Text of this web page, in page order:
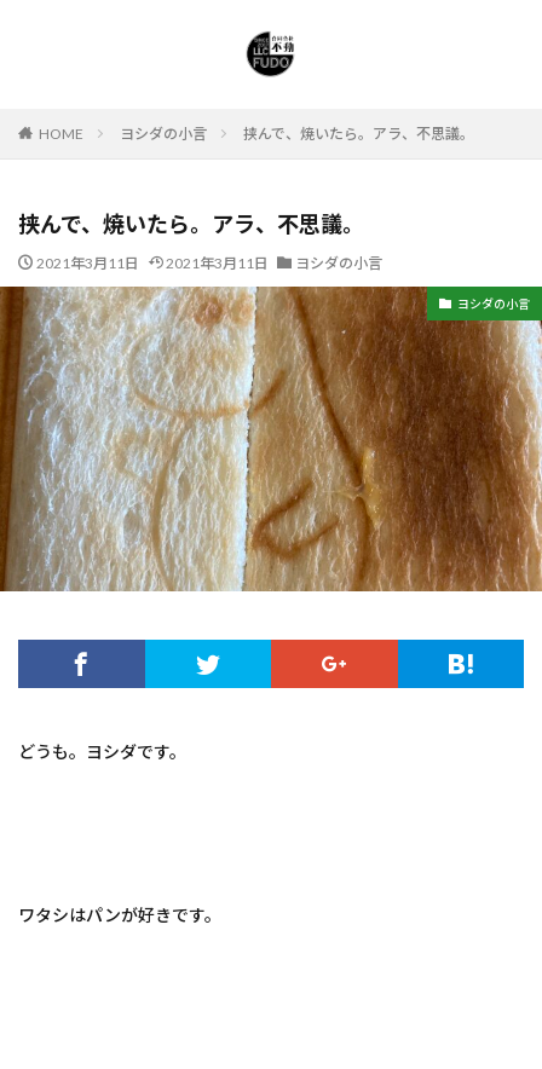
HOME ヨシダの小言 挟んで、焼いたら。アラ、不思議。
挟んで、焼いたら。アラ、不思議。
2021年3月11日 2021年3月11日 ヨシダの小言
ヨシダの小言
どうも。ヨシダです。
ワタシはパンが好きです。